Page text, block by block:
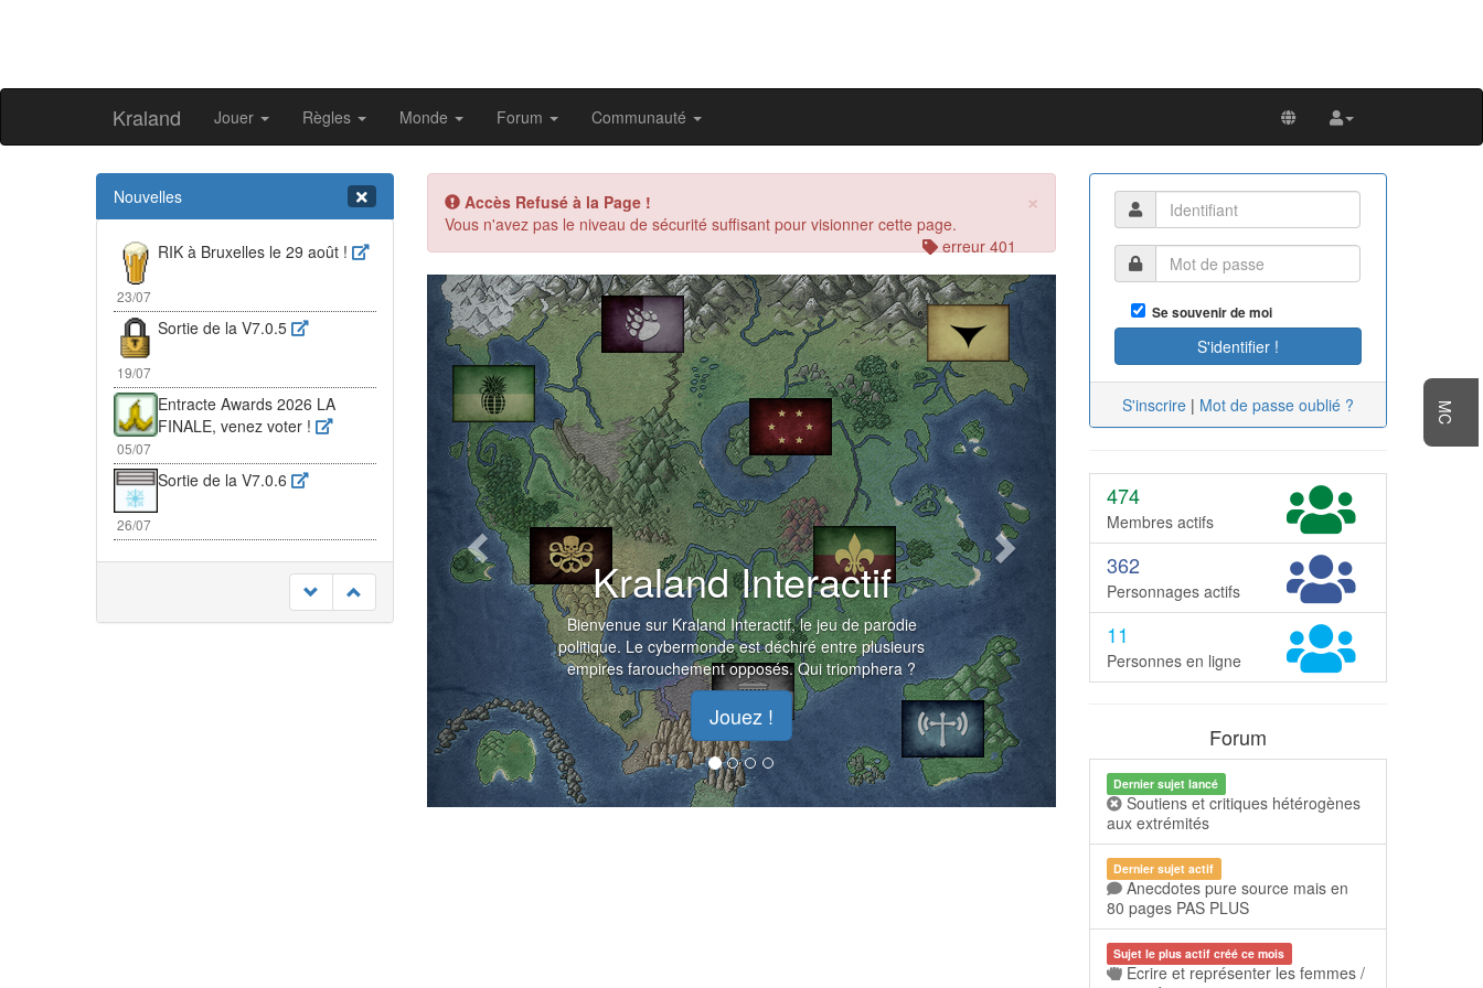
Kraland Jouer Règles Monde Forum Communauté
Nouvelles
23/07
RIK à Bruxelles le 29 août !
19/07
Sortie de la V7.0.5
05/07
Entracte Awards 2026 LA
FINALE, venez voter !
26/07
Sortie de la V7.0.6
×
Accès Refusé à la Page !
Vous n'avez pas le niveau de sécurité suffisant pour visionner cette page.
erreur 401
Kraland Interactif
Bienvenue sur Kraland Interactif, le jeu de parodie
politique. Le cybermonde est déchiré entre plusieurs
empires farouchement opposés. Qui triomphera ?
Jouez !
Previous Next
Se souvenir de moi
S'inscrire | Mot de passe oublié ?
474
Membres actifs
362
Personnages actifs
11
Personnes en ligne
Forum
Dernier sujet lancé
Soutiens et critiques hétérogènes
aux extrémités
Dernier sujet actif
Anecdotes pure source mais en
80 pages PAS PLUS
Sujet le plus actif créé ce mois
Ecrire et représenter les femmes /
MC